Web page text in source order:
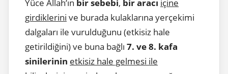
Yüce Allah’ın bir sebebi, bir aracı içine
girdiklerini ve burada kulaklarına yerçekimi
dalgaları ile vurulduğunu (etkisiz hale
getirildiğini) ve buna bağlı 7. ve 8. kafa
sinilerinin etkisiz hale gelmesi ile